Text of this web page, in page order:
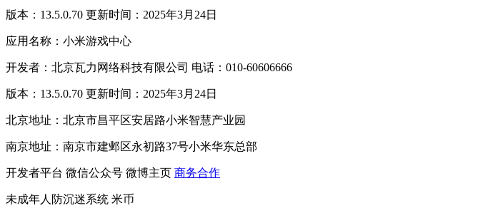
版本：13.5.0.70 更新时间：2025年3月24日
应用名称：小米游戏中心
开发者：北京瓦力网络科技有限公司 电话：010-60606666
版本：13.5.0.70 更新时间：2025年3月24日
北京地址：北京市昌平区安居路小米智慧产业园
南京地址：南京市建邺区永初路37号小米华东总部
开发者平台 微信公众号 微博主页 商务合作
未成年人防沉迷系统 米币